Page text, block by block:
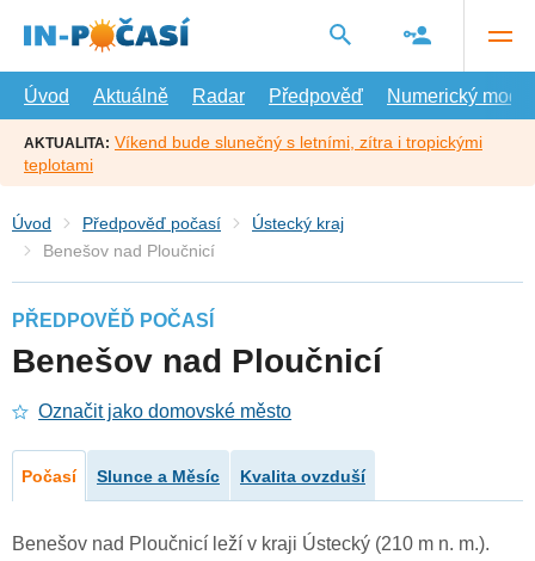
hlavní
Úvod
Aktuálně Radar Předpověď Numerický model
AKTUALITA: Víkend bude slunečný s letními, zítra i tropickými
teplotami
Úvod Předpověď počasí
Ústecký kraj
Benešov nad Ploučnicí
PŘEDPOVĚĎ POČASÍ
Benešov nad Ploučnicí
Označit jako domovské město
Počasí Slunce a Měsíc Kvalita ovzduší
Benešov nad Ploučnicí leží v kraji Ústecký (210 m n. m.).